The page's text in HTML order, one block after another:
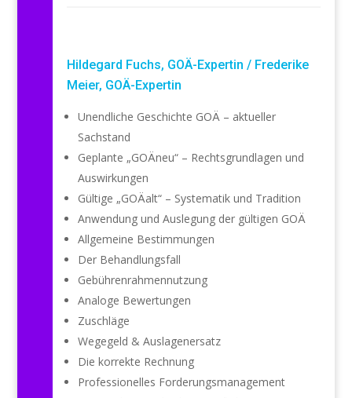
Hildegard Fuchs, GOÄ-Expertin / Frederike
Meier, GOÄ-Expertin
Unendliche Geschichte GOÄ – aktueller
Sachstand
Geplante „GOÄneu“ – Rechtsgrundlagen und
Auswirkungen
Gültige „GOÄalt“ – Systematik und Tradition
Anwendung und Auslegung der gültigen GOÄ
Allgemeine Bestimmungen
Der Behandlungsfall
Gebührenrahmennutzung
Analoge Bewertungen
Zuschläge
Wegegeld & Auslagenersatz
Die korrekte Rechnung
Professionelles Forderungsmanagement